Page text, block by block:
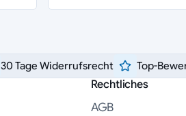
30 Tage Widerrufsrecht Top-
Rechtliches
AGB